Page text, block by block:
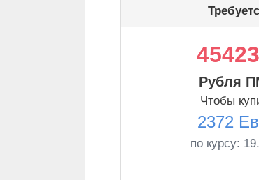
Рубля
Чтобы
2372
по курсу: